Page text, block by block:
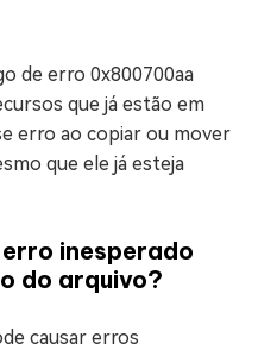
de erro 0x800700aa
que já estão em
erro ao copiar ou mover
que ele já esteja
inesperado
do arquivo?
causar erros